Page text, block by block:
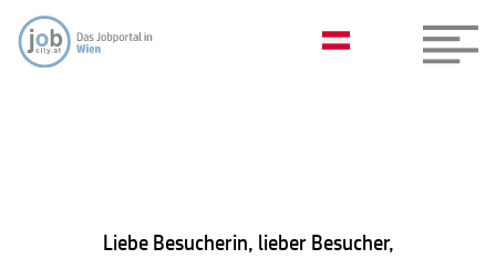
Liebe Besucherin, lieber Besucher,